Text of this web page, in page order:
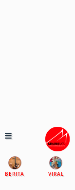
BERITA VIRAL